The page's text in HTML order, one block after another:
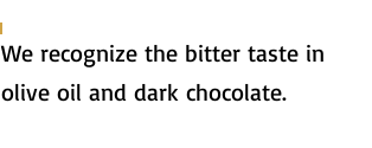
We recognize the bitter taste in
olive oil and dark chocolate.